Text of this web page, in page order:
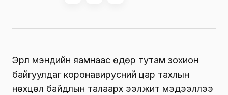
Эрүүл мэндийн яамнаас өдөр тутам зохион
байгуулдаг коронавирусний цар тахлын
нөхцөл байдлын талаарх ээлжит мэдээллээ